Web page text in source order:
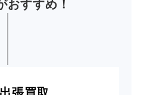
おすすめ！